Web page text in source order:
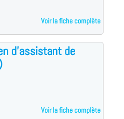
Voir la fiche complète
d'assistant de
Voir la fiche complète